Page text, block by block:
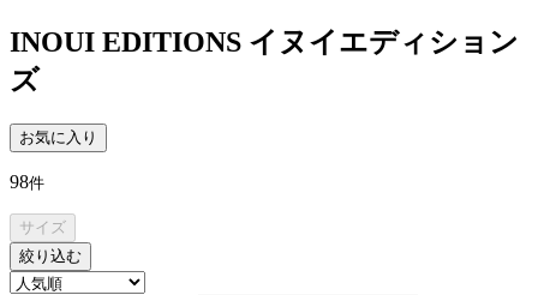
INOUI EDITIONS イヌイエディション
ズ
お気に入り
98件
サイズ
絞り込む